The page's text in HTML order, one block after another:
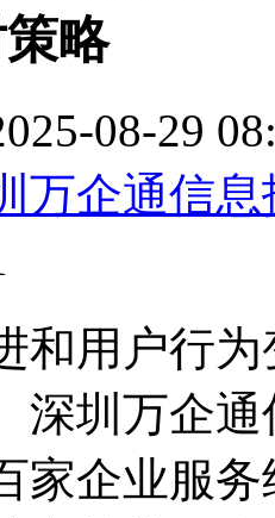
略
08-29
万企通信
和用户行
深圳万企
家企业服